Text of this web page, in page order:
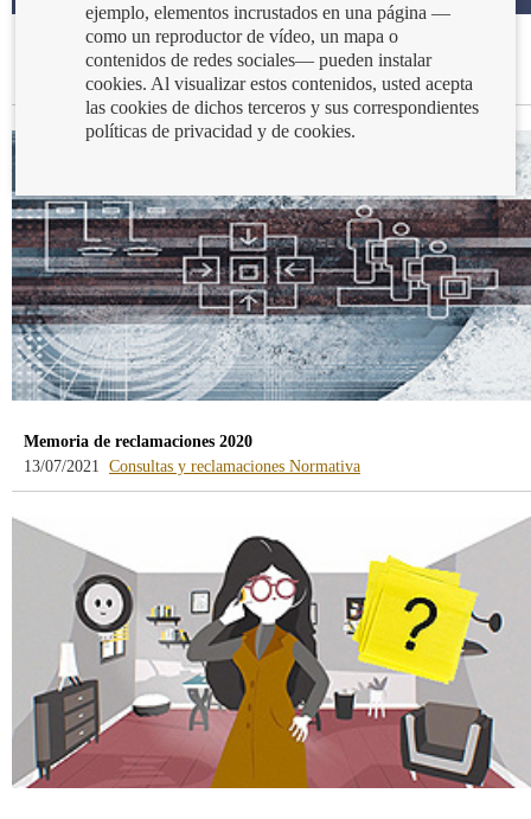
Datos estadísticos durante el primer trimestre de 2021
30/07/2021Consultas y reclamaciones-
/webcb/Blog/Otras/
Memoria de reclamaciones 2020
13/07/2021 Consultas y reclamaciones-
blog
/webcb/Blog/Otras/
Normativa-
blog
/webcb/Blog/Otras/
ejemplo, elementos incrustados en una página —
como un reproductor de vídeo, un mapa o
contenidos de redes sociales— pueden instalar
cookies. Al visualizar estos contenidos, usted acepta
las cookies de dichos terceros y sus correspondientes
políticas de privacidad y de cookies.